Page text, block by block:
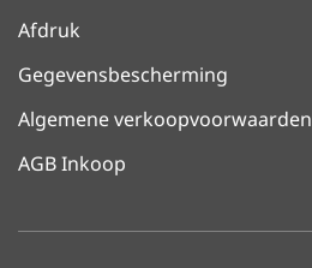
Afdruk
Gegevensbescherming
Algemene verkoopvoorwaarden
AGB Inkoop